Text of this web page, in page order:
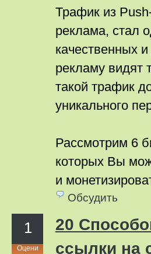
Трафик из
реклама, стал
качественных
рекламу видят
такой трафик
уникального
Рассмотрим 6
которых Вы
и
Обсудить
1
Оцени
20
ссылки на